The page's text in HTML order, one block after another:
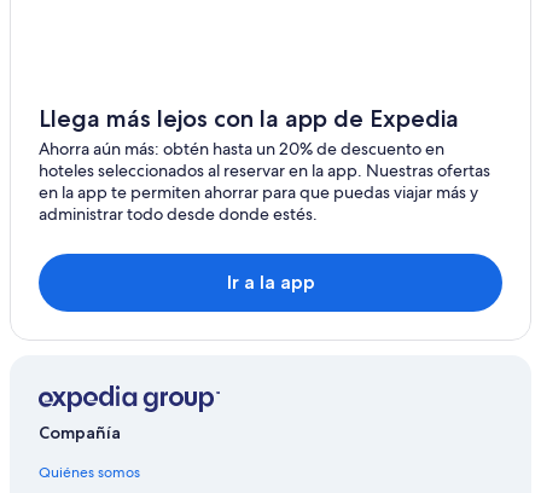
Llega más lejos con la app de Expedia
Ahorra aún más: obtén hasta un 20% de descuento en
hoteles seleccionados al reservar en la app. Nuestras ofertas
en la app te permiten ahorrar para que puedas viajar más y
administrar todo desde donde estés.
Ir a la app
Compañía
Quiénes somos